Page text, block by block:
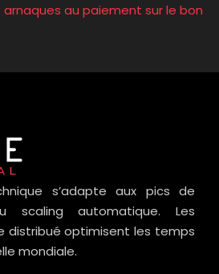
au paiement sur le bon
s’adapte aux pics de
scaling automatique. Les
distribué optimisent les temps
mondiale.